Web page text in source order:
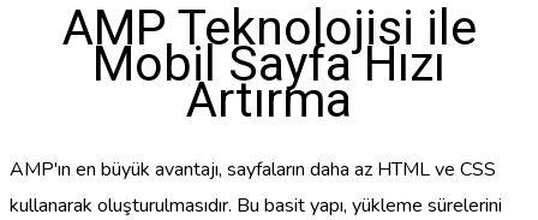
AMP Teknolojisi ile
Mobil Sayfa Hızı
Artırma
AMP'ın en büyük avantajı, sayfaların daha az HTML ve CSS
kullanarak oluşturulmasıdır. Bu basit yapı, yükleme sürelerini